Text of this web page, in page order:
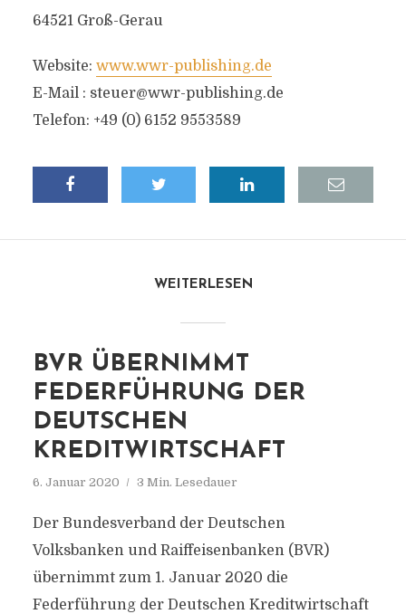
64521 Groß-Gerau
Website: www.wwr-publishing.de
E-Mail : steuer@wwr-publishing.de
Telefon: +49 (0) 6152 9553589
WEITERLESEN
BVR ÜBERNIMMT
FEDERFÜHRUNG DER
DEUTSCHEN
KREDITWIRTSCHAFT
6. Januar 2020 3 Min. Lesedauer
Der Bundesverband der Deutschen
Volksbanken und Raiffeisenbanken (BVR)
übernimmt zum 1. Januar 2020 die
Federführung der Deutschen Kreditwirtschaft